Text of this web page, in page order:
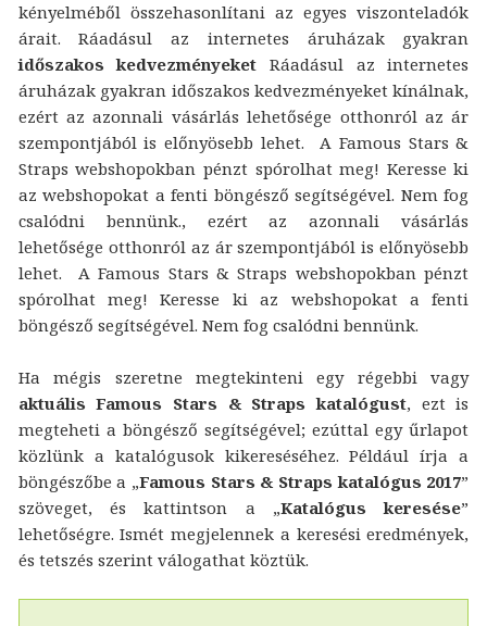
kényelméből összehasonlítani az egyes viszonteladók
árait. Ráadásul az internetes áruházak gyakran
időszakos kedvezményeket Ráadásul az internetes
áruházak gyakran időszakos kedvezményeket kínálnak,
ezért az azonnali vásárlás lehetősége otthonról az ár
szempontjából is előnyösebb lehet. A Famous Stars &
Straps webshopokban pénzt spórolhat meg! Keresse ki
az webshopokat a fenti böngésző segítségével. Nem fog
csalódni bennünk., ezért az azonnali vásárlás
lehetősége otthonról az ár szempontjából is előnyösebb
lehet. A Famous Stars & Straps webshopokban pénzt
spórolhat meg! Keresse ki az webshopokat a fenti
böngésző segítségével. Nem fog csalódni bennünk.
Ha mégis szeretne megtekinteni egy régebbi vagy
aktuális Famous Stars & Straps katalógust, ezt is
megteheti a böngésző segítségével; ezúttal egy űrlapot
közlünk a katalógusok kikereséséhez. Például írja a
böngészőbe a „Famous Stars & Straps katalógus 2017”
szöveget, és kattintson a „Katalógus keresése”
lehetőségre. Ismét megjelennek a keresési eredmények,
és tetszés szerint válogathat köztük.